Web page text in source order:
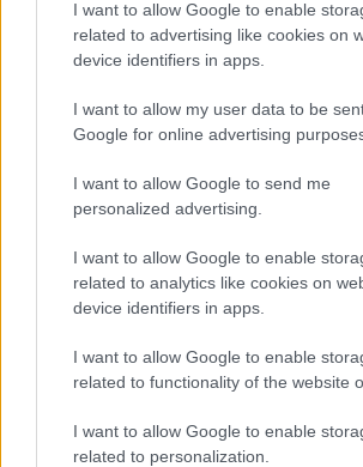
I want to allow Google to enable
related to advertising like cookies on
device identifiers in apps.
I want to allow my user data to be
Google for online advertising
I want to allow Google to send me
personalized advertising.
I want to allow Google to enable
related to analytics like cookies on
device identifiers in apps.
I want to allow Google to enable
related to functionality of the website
I want to allow Google to enable
related to personalization.